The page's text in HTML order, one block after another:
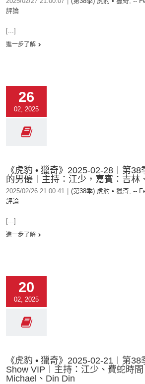
評論
[...]
進一步了解
26
02, 2025
《虎豹 • 獵奇》2025-02-28︱第
的男優︱主持：江少，嘉賓：吉林
2025/02/26 21:00:41 (第38季) 虎豹 • 獵奇, --
評論
[...]
進一步了解
20
02, 2025
《虎豹 • 獵奇》2025-02-21︱第
Show VIP︱主持：江少、費蛇時間
Michael、Din Din